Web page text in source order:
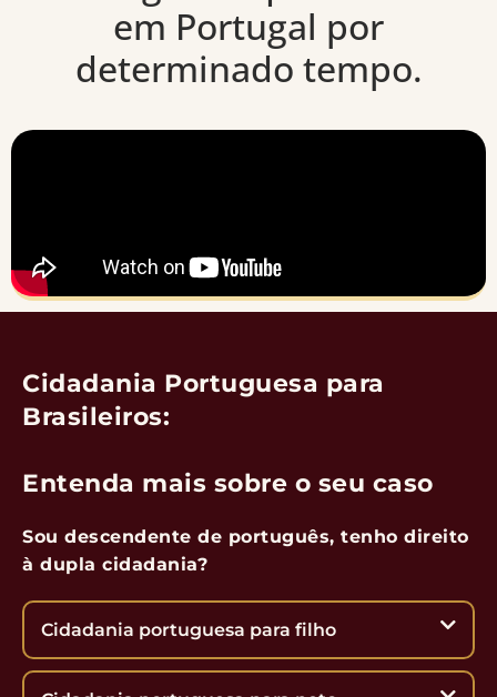
em Portugal por
determinado tempo.
Cidadania Portuguesa para
Brasileiros:
Entenda mais sobre o seu caso
Sou descendente de português, tenho direito
à dupla cidadania?
Cidadania portuguesa para filho